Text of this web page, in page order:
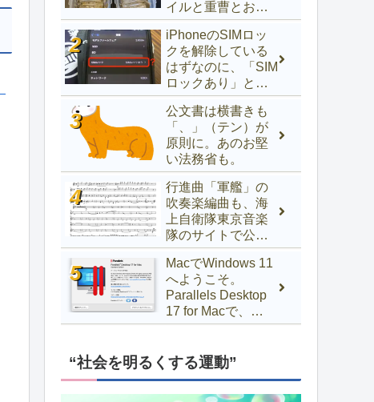
イルと重曹とお湯
でOK
iPhoneのSIMロッ
クを解除している
はずなのに、「SIM
ロックあり」と表
示されるときの対
処法
公文書は横書きも
「、」（テン）が
原則に。あのお堅
い法務省も。
行進曲「軍艦」の
吹奏楽編曲も、海
上自衛隊東京音楽
隊のサイトで公開
中！
MacでWindows 11
へようこそ。
Parallels Desktop
17 for Macで、
Windows 10以前か
するには
“社会を明るくする運動”